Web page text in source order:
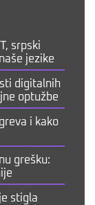
srpski
jezike
digitalnih
optužbe
i kako
grešku:
stigla